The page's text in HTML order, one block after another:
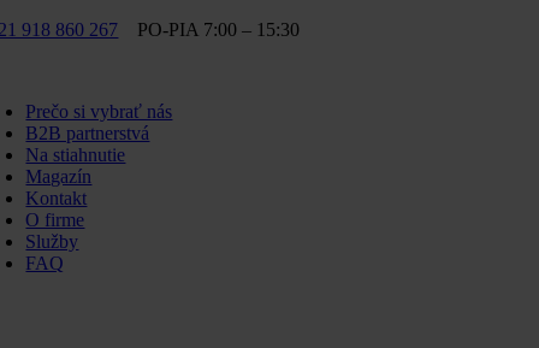
Skip
918 860 267 PO-PIA 7:00 – 15:30
Prečo si vybrať nás
B2B partnerstvá
Na stiahnutie
Magazín
Kontakt
O firme
Služby
FAQ